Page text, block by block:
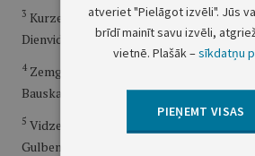
3 Kurzemes sakaru zona: Liepāja,
Dienvidkurzemes, Kuldīgas, Saldus,
4 Zemgales sakaru zona: Jelgava un
Bauskas, Dobeles, Jelgavas, Ogres,
5 Vidzemes sakaru zona: Valmiera un
Gulbenes, Limbažu, Madonas, Smiltenes,
atveriet "Pielāgot izvēli". Jūs
brīdī mainīt savu izvēli,
vietnē. Plašāk –sīkdatņu
PIEŅEMT VISAS